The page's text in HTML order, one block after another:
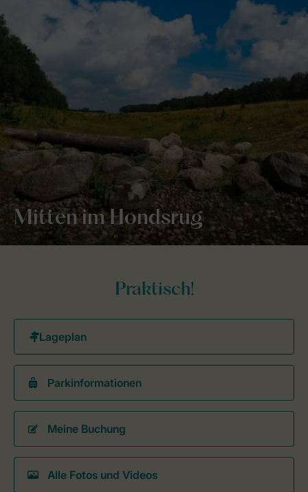
Mitten im Hondsrug
Praktisch!
Parkinformationen
Meine Buchung
Alle Fotos und Videos